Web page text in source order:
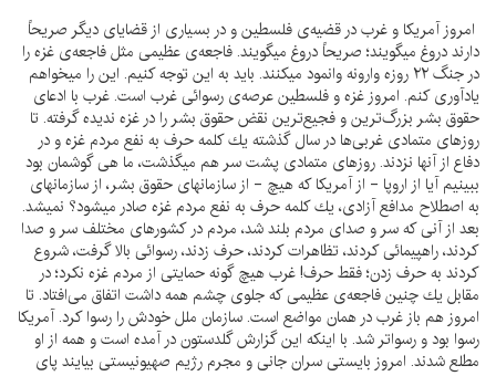
امروز آمريكا و غرب در قضيه‌ى فلسطين و در بسيارى از قضاياى ديگر صريحاً
دارند دروغ ميگويند؛ صريحاً دروغ ميگويند. فاجعه‌ى عظيمى مثل فاجعه‌ى غزه را
در جنگ ۲۲ روزه وارونه وانمود ميكنند. بايد به اين توجه كنيم. اين را ميخواهم
يادآورى كنم. امروز غزه و فلسطين عرصه‌ى رسوائى غرب است. غرب با ادعاى
حقوق بشر بزرگ‌ترين و فجيع‌ترين نقض حقوق بشر را در غزه نديده گرفته. تا
روزهاى متمادى غربى‌ها در سال گذشته يك كلمه حرف به نفع مردم غزه و در
دفاع از آنها نزدند. روزهاى متمادى پشت سر هم ميگذشت، ما هى گوشمان بود
ببينيم آيا از اروپا - از آمريكا كه هيچ - از سازمانهاى حقوق بشر، از سازمانهاى
به اصطلاح مدافع آزادى، يك كلمه حرف به نفع مردم غزه صادر ميشود؟ نميشد.
بعد از آنى كه سر و صداى مردم بلند شد، مردم در كشورهاى مختلف سر و صدا
كردند، راهپيمائى كردند، تظاهرات كردند، حرف زدند، رسوائى بالا گرفت، شروع
كردند به حرف زدن؛ فقط حرف! غرب هيچ گونه حمايتى از مردم غزه نكرد؛ در
مقابل يك چنين فاجعه‌ى عظيمى كه جلوى چشم همه داشت اتفاق مى‌افتاد. تا
امروز هم باز غرب در همان مواضع است. سازمان ملل خودش را رسوا كرد. آمريكا
رسوا بود و رسواتر شد. با اينكه اين گزارش گلدستون در آمده است و همه از او
مطلع شدند. امروز بايستى سران جانى و مجرم رژيم صهيونيستى بيايند پاى